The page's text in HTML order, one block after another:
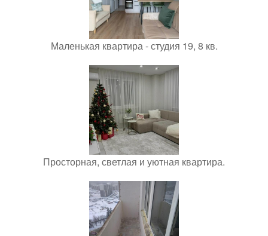
Маленькая квартира - студия 19, 8 кв.
Просторная, светлая и уютная квартира.